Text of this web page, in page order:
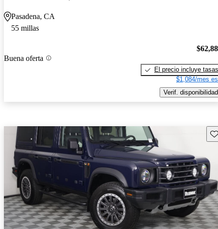
Pasadena, CA
55 millas
Buena oferta
El precio incluye tasas
$1,084/mes
Verif. disponibilidad